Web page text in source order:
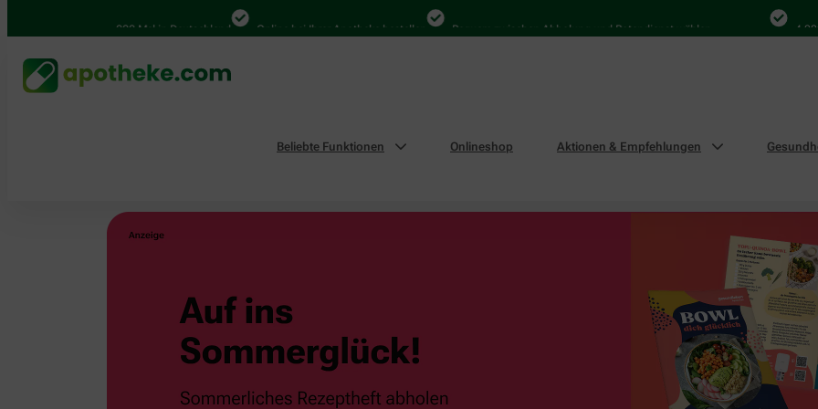
4.000 Mal in Deutschland Online bei Ihrer Apotheke bestellen Bequem zwischen Abholung und Botendienst wählen 4.000 Mal
Beliebte Funktionen Onlineshop Aktionen & Empfehlungen